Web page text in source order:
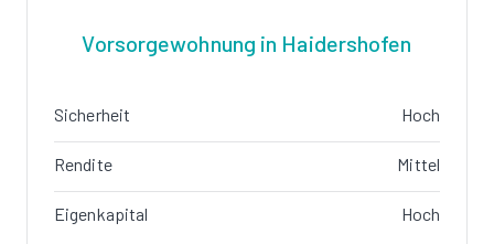
Vorsorgewohnung in Haidershofen
Sicherheit Hoch
Rendite Mittel
Eigenkapital Hoch